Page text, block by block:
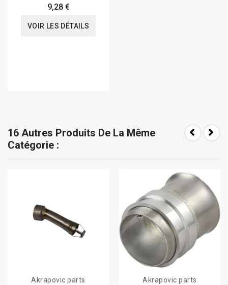
9,28 €
VOIR LES DÉTAILS
16 Autres Produits De La Même
Catégorie :
Akrapovic parts
Akrapovic parts